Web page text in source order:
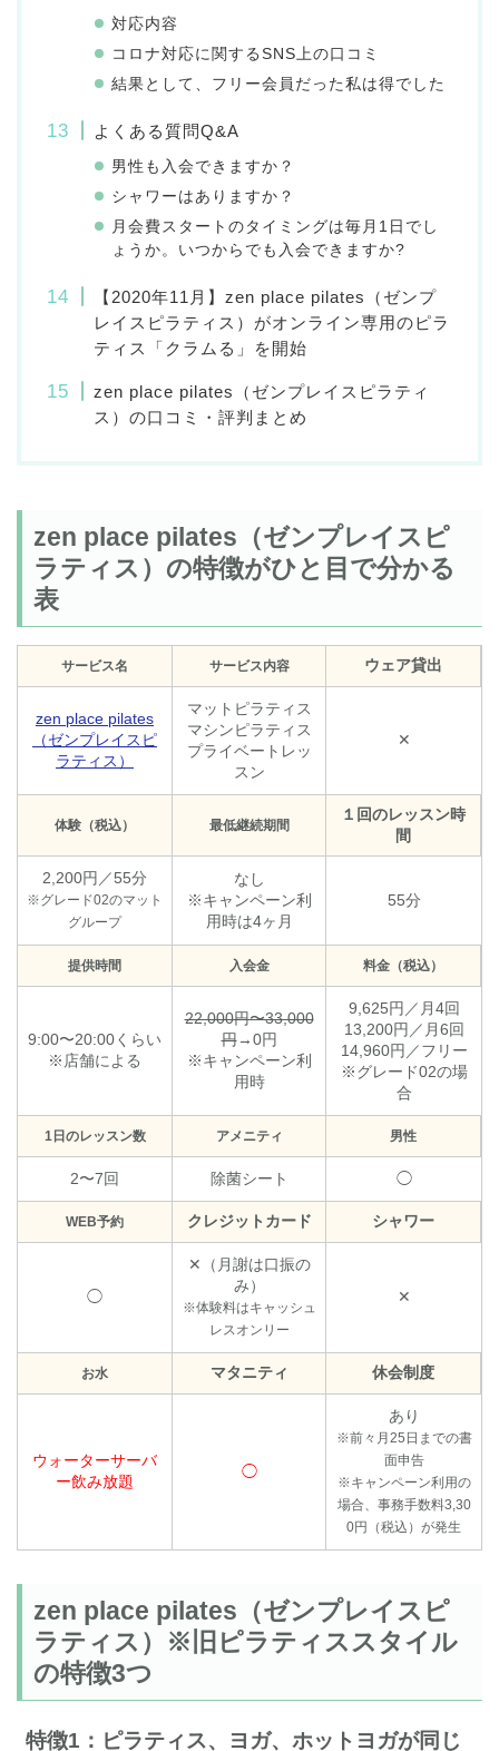
対応内容
コロナ対応に関するSNS上の口コミ
結果として、フリー会員だった私は得でした
よくある質問Q&A
男性も入会できますか？
シャワーはありますか？
月会費スタートのタイミングは毎月1日でし
ょうか。いつからでも入会できますか?
【2020年11月】zen place pilates（ゼンプ
レイスピラティス）がオンライン専用のピラ
ティス「クラムる」を開始
zen place pilates（ゼンプレイスピラティ
ス）の口コミ・評判まとめ
zen place pilates（ゼンプレイスピ
ラティス）の特徴がひと目で分かる
表
サービス名 サービス内容 ウェア貸出
zen place pilates
（ゼンプレイスピ
ラティス）
マットピラティス
マシンピラティス
プライベートレッ
スン
✕
体験（税込） 最低継続期間
１回のレッスン時
間
2,200円／55分
※グレード02のマット
グループ
なし
※キャンペーン利
用時は4ヶ月
55分
提供時間 入会金 料金（税込）
9:00〜20:00くらい
※店舗による
22,000円〜33,000
円→0円
※キャンペーン利
用時
9,625円／月4回
13,200円／月6回
14,960円／フリー
※グレード02の場
合
1日のレッスン数 アメニティ 男性
2〜7回 除菌シート ◯
WEB予約 クレジットカード シャワー
◯
✕（月謝は口振の
み）
※体験料はキャッシュ
レスオンリー
✕
お水 マタニティ 休会制度
ウォーターサーバ
ー飲み放題
◯
あり
※前々月25日までの書
面申告
※キャンペーン利用の
場合、事務手数料3,30
0円（税込）が発生
zen place pilates（ゼンプレイスピ
ラティス）※旧ピラティススタイル
の特徴3つ
特徴1：ピラティス、ヨガ、ホットヨガが同じ